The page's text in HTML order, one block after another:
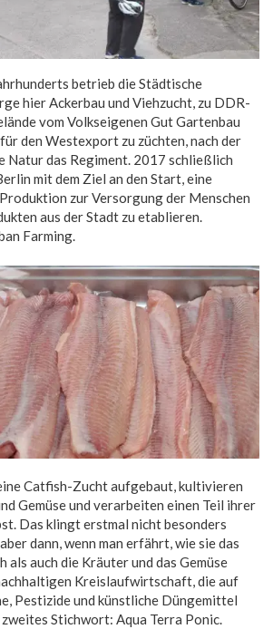
betrieb die Städtische
hier Ackerbau und Viehzucht, zu DDR-
vom Volkseigenen Gut Gartenbau
den Westexport zu züchten, nach der
Natur das Regiment. 2017 schließlich
mit dem Ziel an den Start, eine
zur Versorgung der Menschen
aus der Stadt zu etablieren.
Farming.
Catfish-Zucht aufgebaut, kultivieren
Gemüse und verarbeiten einen Teil ihrer
Das klingt erstmal nicht besonders
dann, wenn man erfährt, wie sie das
als auch die Kräuter und das Gemüse
Kreislaufwirtschaft, die auf
Pestizide und künstliche Düngemittel
Stichwort: Aqua Terra Ponic.